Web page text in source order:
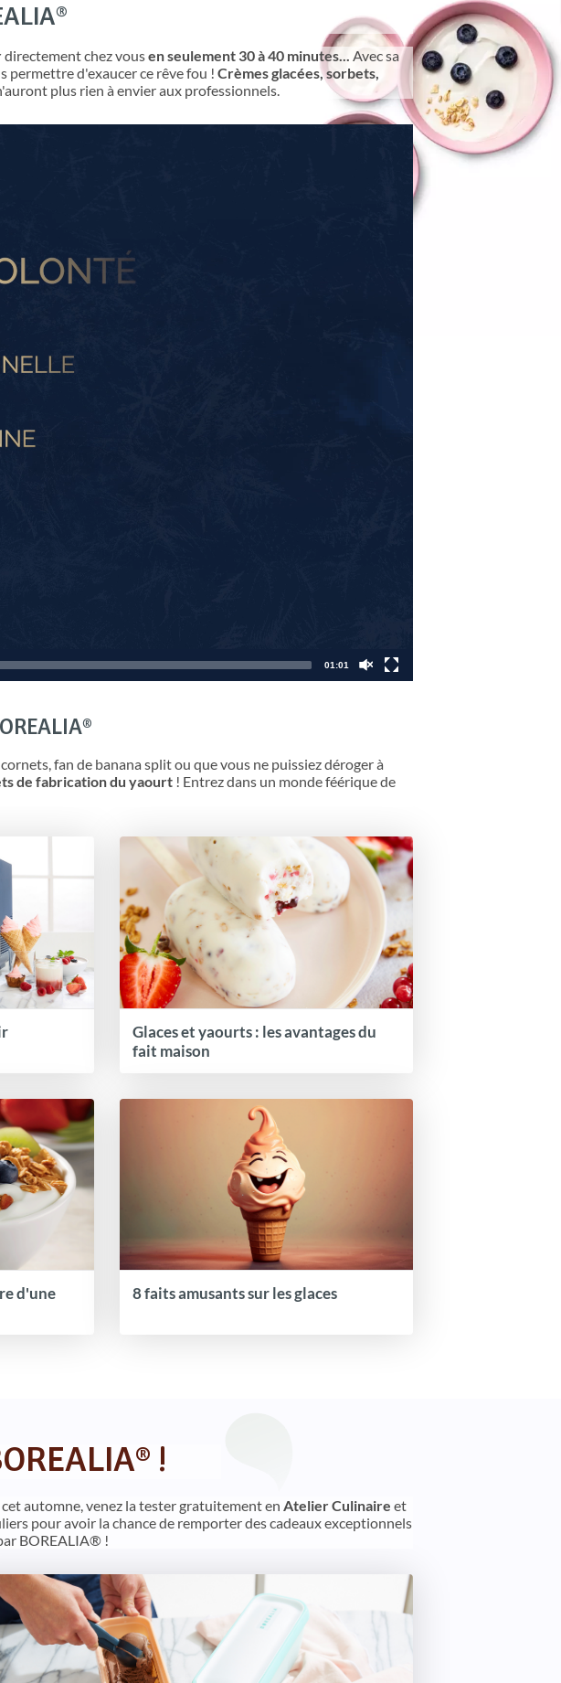
directement chez vousen seulement 30 à 40 minutes... Avec sa
permettre d'exaucer ce rêve fou ! Crèmes glacées, sorbets,
plus rien à envier aux professionnels.
01:01
fan de banana split ou que vous ne puissiez déroger à
de fabrication du yaourt ! Entrez dans un monde féérique de
Glaces et yaourts : les avantages du
fait maison
d'une
8 faits amusants sur les glaces
!
automne, venez la tester gratuitement en Atelier Culinaire et
pour avoir la chance de remporter des cadeaux exceptionnels
BOREALIA® !